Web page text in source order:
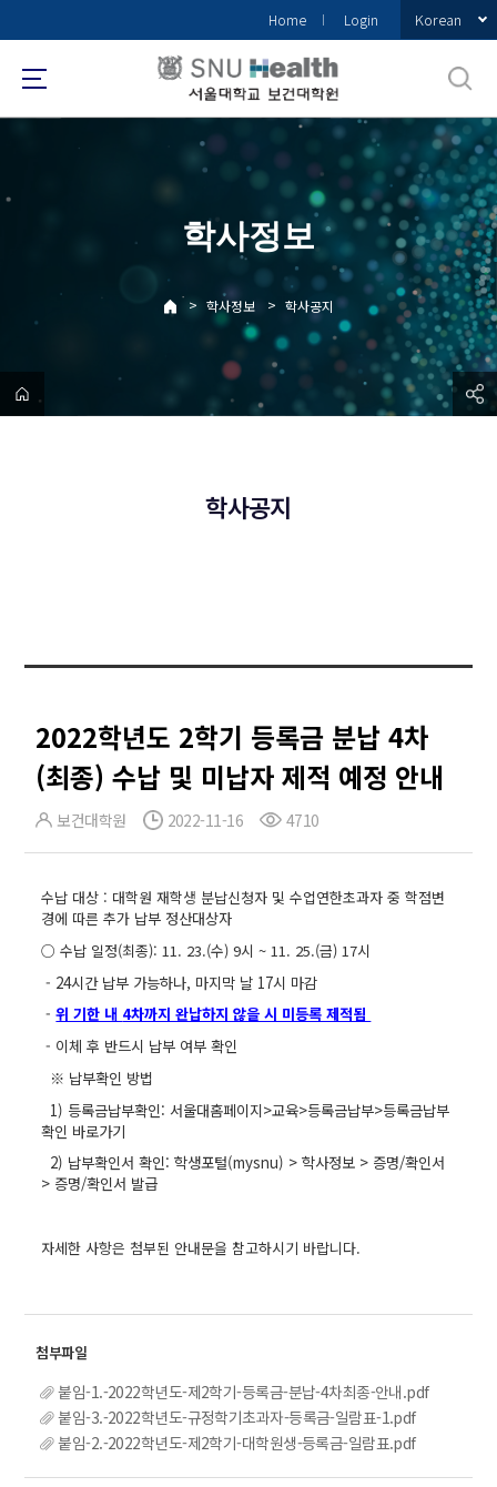
로
메
Home Login Korean
학사정보
> 학사정보 > 학사공지
학사공지
2022학년도 2학기 등록금 분납 4차
(최종) 수납 및 미납자 제적 예정 안내
보건대학원 2022-11-16 4710
수납 대상 : 대학원 재학생 분납신청자 및 수업연한초과자 중 학점변
경에 따른 추가 납부 정산대상자
○ 수납 일정(최종): 11. 23.(수) 9시 ~ 11. 25.(금) 17시
- 24시간 납부 가능하나, 마지막 날 17시 마감
-위 기한 내 4차까지 완납하지 않을 시 미등록 제적됨
- 이체 후 반드시 납부 여부 확인
※ 납부확인 방법
1) 등록금납부확인: 서울대홈페이지>교육>등록금납부>등록금납부
확인 바로가기
2) 납부확인서 확인: 학생포털(mysnu) > 학사정보 > 증명/확인서
> 증명/확인서 발급
자세한 사항은 첨부된 안내문을 참고하시기 바랍니다.
붙임-1.-2022학년도-제2학기-등록금-분납-4차최종-안내.pdf
붙임-3.-2022학년도-규정학기초과자-등록금-일람표-1.pdf
붙임-2.-2022학년도-제2학기-대학원생-등록금-일람표.pdf